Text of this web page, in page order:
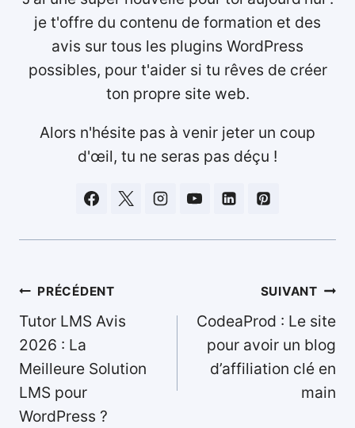
je t'offre du contenu de formation et des
avis sur tous les plugins WordPress
possibles, pour t'aider si tu rêves de créer
ton propre site web.
Alors n'hésite pas à venir jeter un coup
d'œil, tu ne seras pas déçu !
Navigation
de
l’article
PRÉCÉDENT
Tutor LMS Avis
2026 : La
Meilleure Solution
LMS pour
WordPress ?
SUIVANT
CodeaProd : Le site
pour avoir un blog
d’affiliation clé en
main